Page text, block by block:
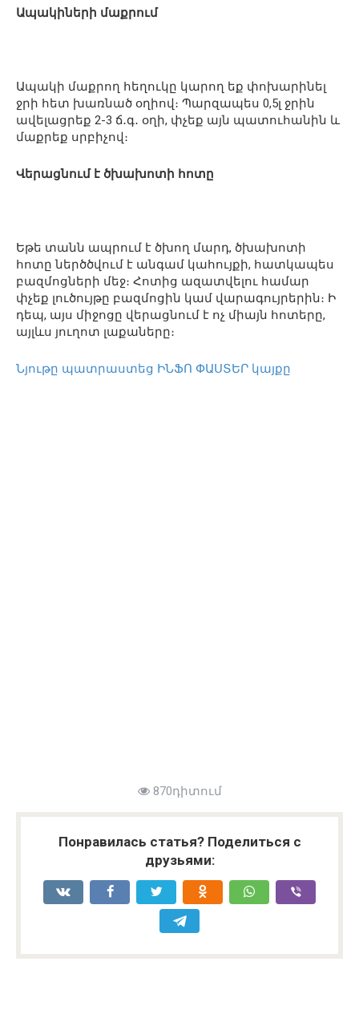
Ապակիների մաքրում
Ապակի մաքրող հեղուկը կարող եք փոխարինել
ջրի հետ խառնած օղիով։ Պարզապես 0,5լ ջրին
ավելացրեք 2-3 ճ․գ․ օղի, փչեք այն պատուհանին և
մաքրեք սրբիչով։
Վերացնում է ծխախոտի հոտը
Եթե տանն ապրում է ծխող մարդ, ծխախոտի
հոտը ներծծվում է անգամ կահույքի, հատկապես
բազմոցների մեջ։ Հոտից ազատվելու համար
փչեք լուծույթը բազմոցին կամ վարագույրերին։ Ի
դեպ, այս միջոցը վերացնում է ոչ միայն հոտերը,
այլևս յուղոտ լաքաները։
Նյութը պատրաստեց ԻՆՖՈ ՓԱՍՏԵՐ կայքը
870դիտում
Понравилась статья? Поделиться с
друзьями: